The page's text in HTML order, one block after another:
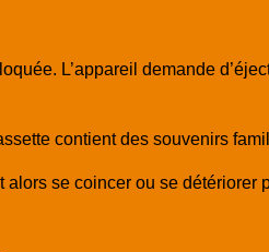
L’appareil demande
contient des souvenirs
se coincer ou se détériorer